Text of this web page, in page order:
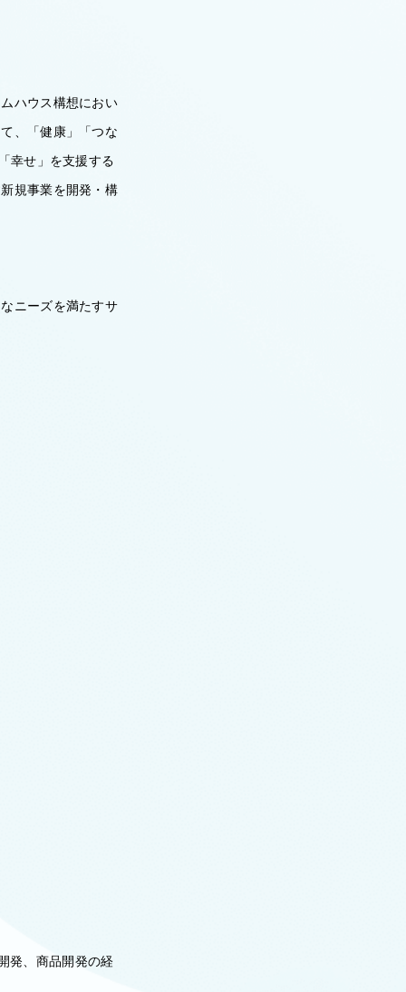
ハウス構想におい
、「健康」「つな
幸せ」を支援する
規事業を開発・構
ニーズを満たすサ
発、商品開発の経